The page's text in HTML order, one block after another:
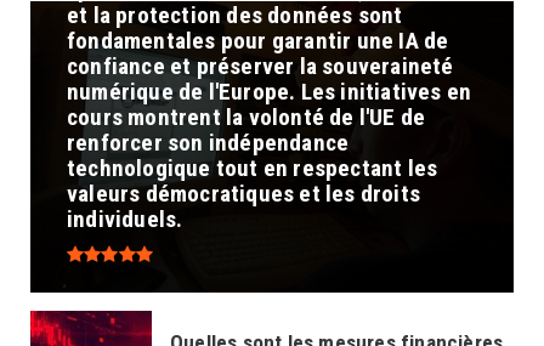
et la protection des données sont
fondamentales pour garantir une IA de
confiance et préserver la souveraineté
numérique de l'Europe. Les initiatives en
cours montrent la volonté de l'UE de
renforcer son indépendance
technologique tout en respectant les
valeurs démocratiques et les droits
individuels.